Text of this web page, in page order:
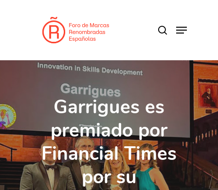
Menu
Garrigues es
premiado por
Financial Times
por su